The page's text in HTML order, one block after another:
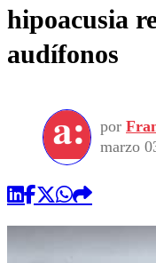
hipoacusia
audífonos
por
marzo